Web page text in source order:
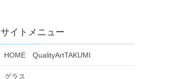
サイトメニュー
HOME QualityArtTAKUMI
グラス